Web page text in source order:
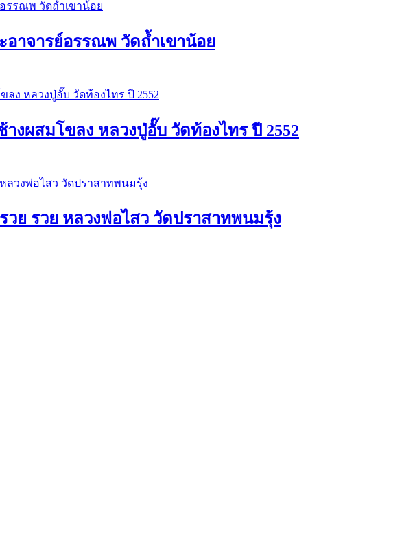
าจารย์อรรณพ วัดถ้ำเขาน้อย
งผสมโขลง หลวงปู่อั๊บ วัดท้องไทร ปี 2552
ย รวย หลวงพ่อไสว วัดปราสาทพนมรุ้ง